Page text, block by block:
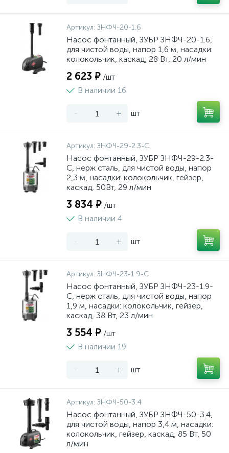
Артикул: ЗНФЧ-20-1.6
Насос фонтанный, ЗУБР ЗНФЧ-20-1.6,
для чистой воды, напор 1,6 м, насадки:
колокольчик, каскад, 28 Вт, 20 л/мин
2 623 ₽ /шт
В наличии 16
- + шт
Артикул: ЗНФЧ-29-2.3-С
Насос фонтанный, ЗУБР ЗНФЧ-29-2.3-
C, нерж сталь, для чистой воды, напор
2,3 м, насадки: колокольчик, гейзер,
каскад, 50Вт, 29 л/мин
3 834 ₽ /шт
В наличии 4
- + шт
Артикул: ЗНФЧ-23-1.9-С
Насос фонтанный, ЗУБР ЗНФЧ-23-1.9-
C, нерж сталь, для чистой воды, напор
1,9 м, насадки: колокольчик, гейзер,
каскад, 38 Вт, 23 л/мин
3 554 ₽ /шт
В наличии 19
- + шт
Артикул: ЗНФЧ-50-3.4
Насос фонтанный, ЗУБР ЗНФЧ-50-3.4,
для чистой воды, напор 3,4 м, насадки:
колокольчик, гейзер, каскад, 85 Вт, 50
л/мин